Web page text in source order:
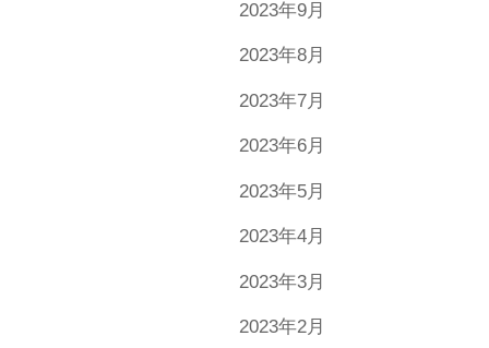
2023年9月
2023年8月
2023年7月
2023年6月
2023年5月
2023年4月
2023年3月
2023年2月